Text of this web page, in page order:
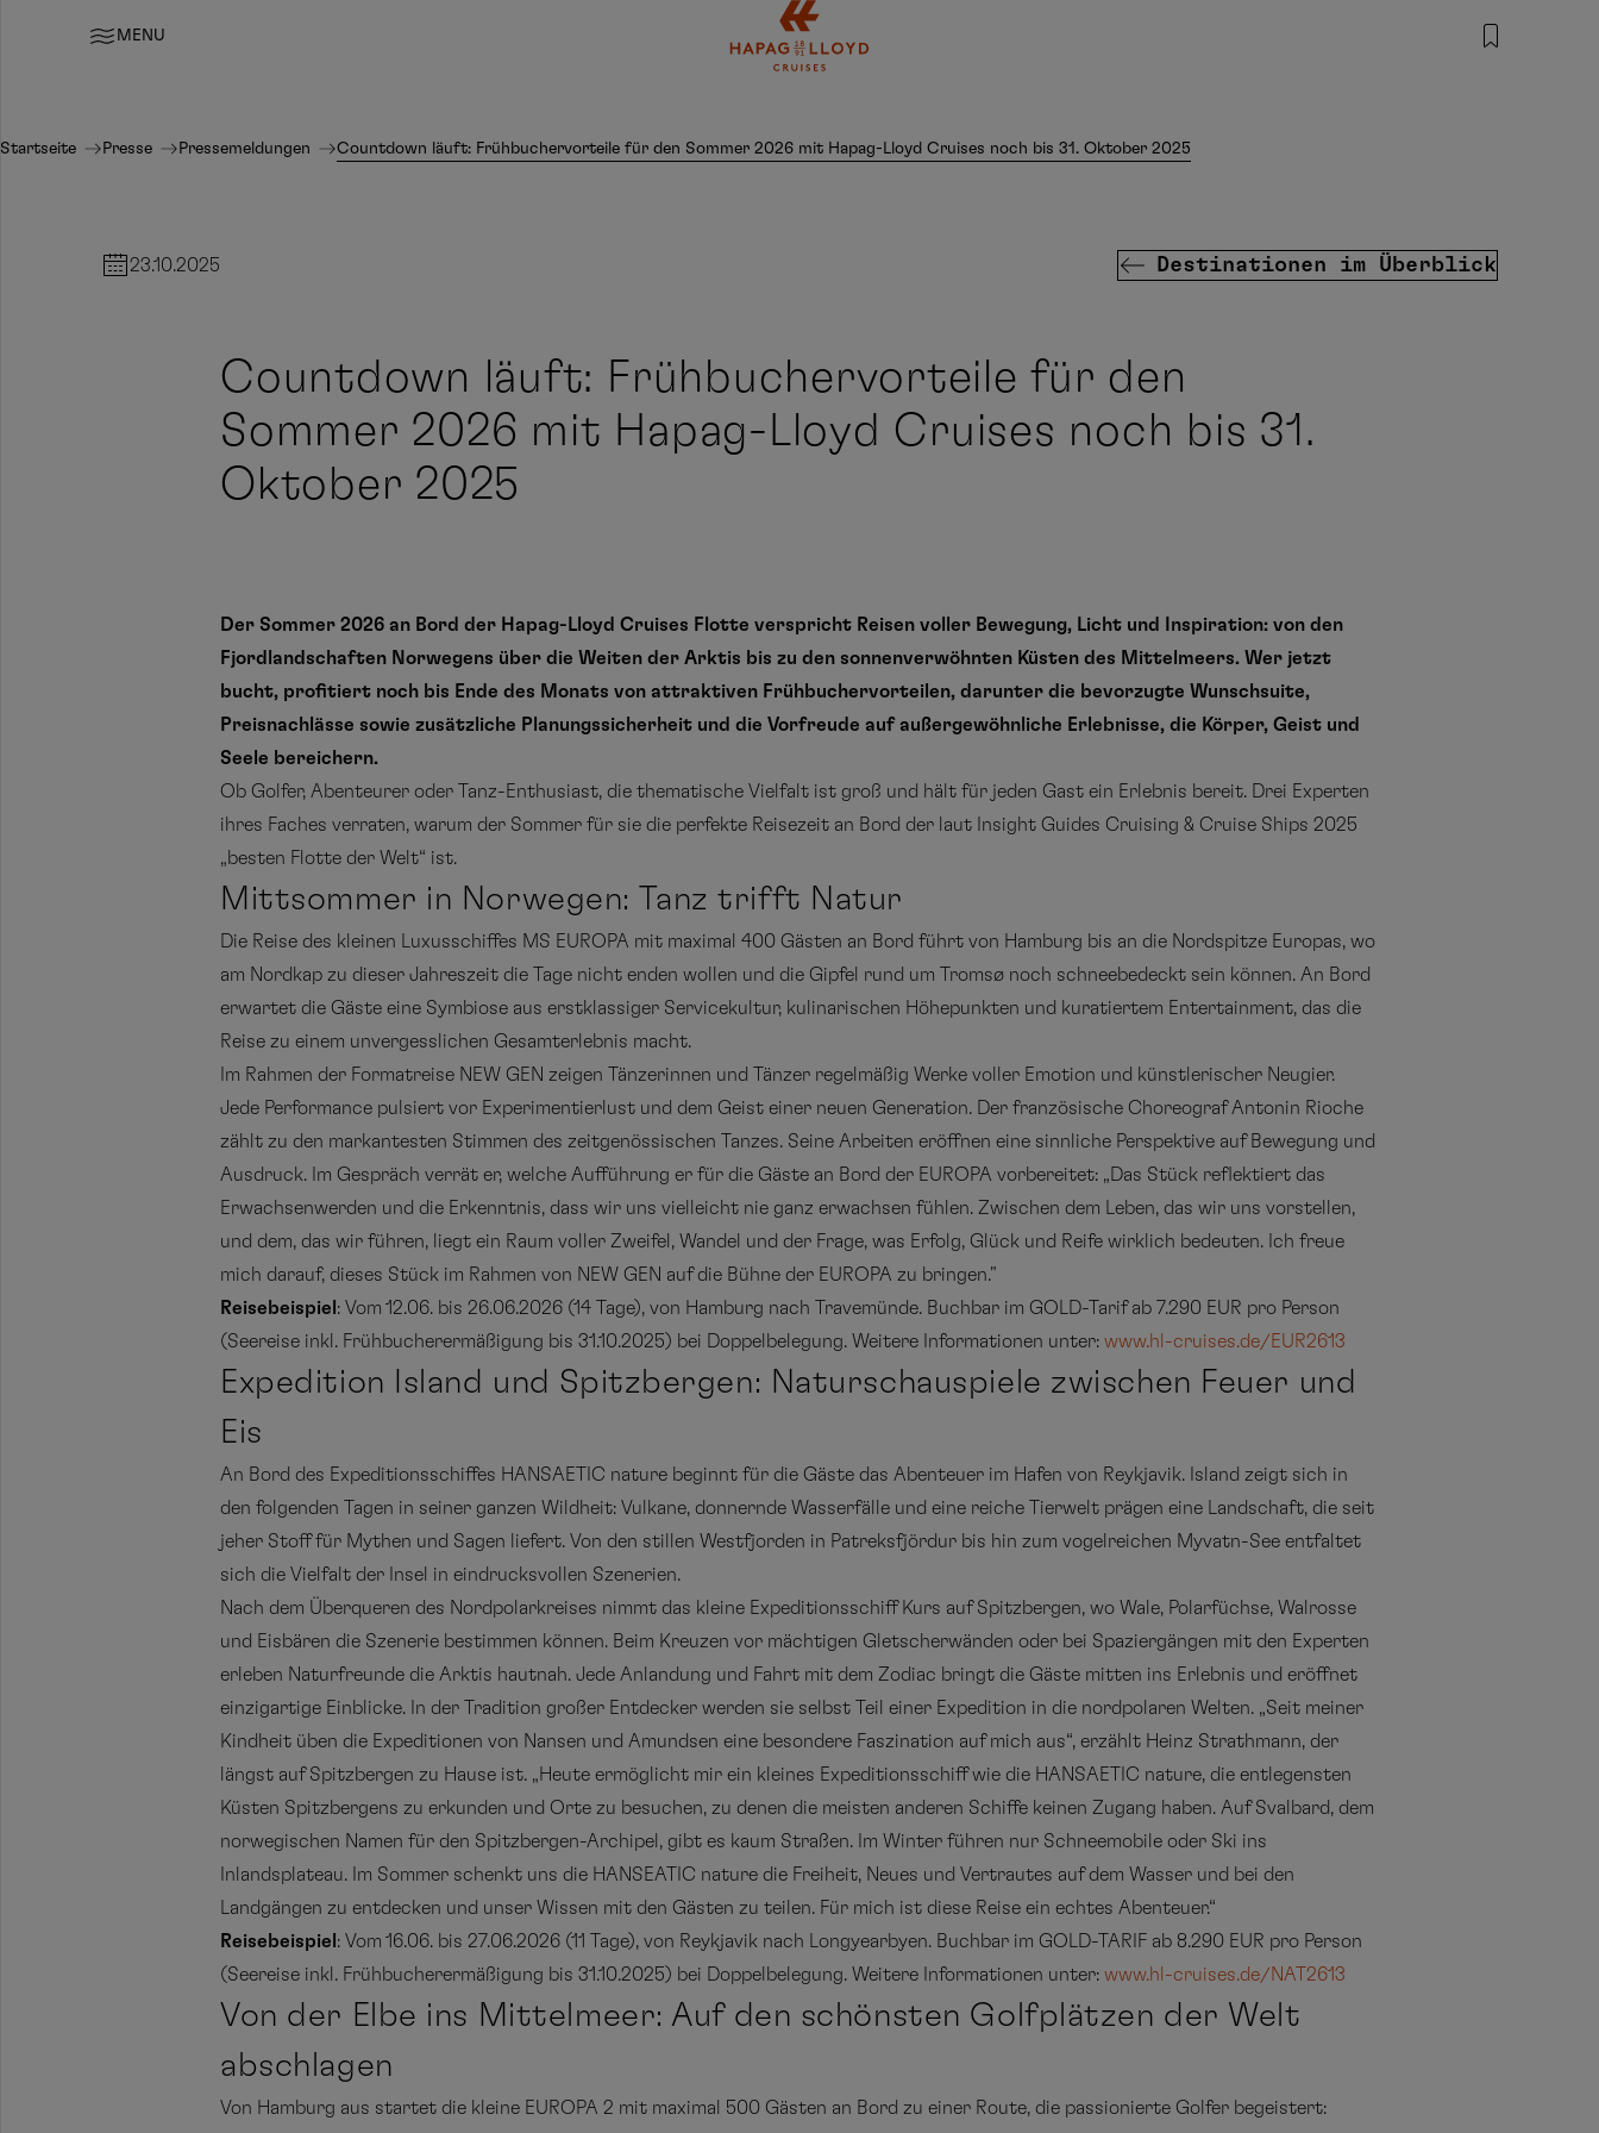
Springe zum Hauptinhalt
MENU
Startseite Presse Pressemeldungen Countdown läuft: Frühbuchervorteile für den Sommer 2026 mit Hapag-Lloyd Cruises noch bis 31. Oktober 2025
23.10.2025 Destinationen im Überblick
Countdown läuft: Frühbuchervorteile für den
Sommer 2026 mit Hapag-Lloyd Cruises noch bis 31.
Oktober 2025
Der Sommer 2026 an Bord der Hapag-Lloyd Cruises Flotte verspricht Reisen voller Bewegung, Licht und Inspiration: von den
Fjordlandschaften Norwegens über die Weiten der Arktis bis zu den sonnenverwöhnten Küsten des Mittelmeers. Wer jetzt
bucht, profitiert noch bis Ende des Monats von attraktiven Frühbuchervorteilen, darunter die bevorzugte Wunschsuite,
Preisnachlässe sowie zusätzliche Planungssicherheit und die Vorfreude auf außergewöhnliche Erlebnisse, die Körper, Geist und
Seele bereichern.
Ob Golfer, Abenteurer oder Tanz-Enthusiast, die thematische Vielfalt ist groß und hält für jeden Gast ein Erlebnis bereit. Drei Experten
ihres Faches verraten, warum der Sommer für sie die perfekte Reisezeit an Bord der laut Insight Guides Cruising & Cruise Ships 2025
„besten Flotte der Welt“ ist.
Mittsommer in Norwegen: Tanz trifft Natur
Die Reise des kleinen Luxusschiffes MS EUROPA mit maximal 400 Gästen an Bord führt von Hamburg bis an die Nordspitze Europas, wo
am Nordkap zu dieser Jahreszeit die Tage nicht enden wollen und die Gipfel rund um Tromsø noch schneebedeckt sein können. An Bord
erwartet die Gäste eine Symbiose aus erstklassiger Servicekultur, kulinarischen Höhepunkten und kuratiertem Entertainment, das die
Reise zu einem unvergesslichen Gesamterlebnis macht.
Im Rahmen der Formatreise NEW GEN zeigen Tänzerinnen und Tänzer regelmäßig Werke voller Emotion und künstlerischer Neugier.
Jede Performance pulsiert vor Experimentierlust und dem Geist einer neuen Generation. Der französische Choreograf Antonin Rioche
zählt zu den markantesten Stimmen des zeitgenössischen Tanzes. Seine Arbeiten eröffnen eine sinnliche Perspektive auf Bewegung und
Ausdruck. Im Gespräch verrät er, welche Aufführung er für die Gäste an Bord der EUROPA vorbereitet: „Das Stück reflektiert das
Erwachsenwerden und die Erkenntnis, dass wir uns vielleicht nie ganz erwachsen fühlen. Zwischen dem Leben, das wir uns vorstellen,
und dem, das wir führen, liegt ein Raum voller Zweifel, Wandel und der Frage, was Erfolg, Glück und Reife wirklich bedeuten. Ich freue
mich darauf, dieses Stück im Rahmen von NEW GEN auf die Bühne der EUROPA zu bringen."
Reisebeispiel : Vom 12.06. bis 26.06.2026 (14 Tage), von Hamburg nach Travemünde. Buchbar im GOLD-Tarif ab 7.290 EUR pro Person
(Seereise inkl. Frühbucherermäßigung bis 31.10.2025) bei Doppelbelegung. Weitere Informationen unter:www.hl-cruises.de/EUR2613
Expedition Island und Spitzbergen: Naturschauspiele zwischen Feuer und
Eis
An Bord des Expeditionsschiffes HANSAETIC nature beginnt für die Gäste das Abenteuer im Hafen von Reykjavik. Island zeigt sich in
den folgenden Tagen in seiner ganzen Wildheit: Vulkane, donnernde Wasserfälle und eine reiche Tierwelt prägen eine Landschaft, die seit
jeher Stoff für Mythen und Sagen liefert. Von den stillen Westfjorden in Patreksfjördur bis hin zum vogelreichen Myvatn-See entfaltet
sich die Vielfalt der Insel in eindrucksvollen Szenerien.
Nach dem Überqueren des Nordpolarkreises nimmt das kleine Expeditionsschiff Kurs auf Spitzbergen, wo Wale, Polarfüchse, Walrosse
und Eisbären die Szenerie bestimmen können. Beim Kreuzen vor mächtigen Gletscherwänden oder bei Spaziergängen mit den Experten
erleben Naturfreunde die Arktis hautnah. Jede Anlandung und Fahrt mit dem Zodiac bringt die Gäste mitten ins Erlebnis und eröffnet
einzigartige Einblicke. In der Tradition großer Entdecker werden sie selbst Teil einer Expedition in die nordpolaren Welten. „Seit meiner
Kindheit üben die Expeditionen von Nansen und Amundsen eine besondere Faszination auf mich aus“, erzählt Heinz Strathmann, der
längst auf Spitzbergen zu Hause ist. „Heute ermöglicht mir ein kleines Expeditionsschiff wie die HANSAETIC nature, die entlegensten
Küsten Spitzbergens zu erkunden und Orte zu besuchen, zu denen die meisten anderen Schiffe keinen Zugang haben. Auf Svalbard, dem
norwegischen Namen für den Spitzbergen-Archipel, gibt es kaum Straßen. Im Winter führen nur Schneemobile oder Ski ins
Inlandsplateau. Im Sommer schenkt uns die HANSEATIC nature die Freiheit, Neues und Vertrautes auf dem Wasser und bei den
Landgängen zu entdecken und unser Wissen mit den Gästen zu teilen. Für mich ist diese Reise ein echtes Abenteuer.“
Reisebeispiel : Vom 16.06. bis 27.06.2026 (11 Tage), von Reykjavik nach Longyearbyen. Buchbar im GOLD-TARIF ab 8.290 EUR pro Person
(Seereise inkl. Frühbucherermäßigung bis 31.10.2025) bei Doppelbelegung. Weitere Informationen unter:www.hl-cruises.de/NAT2613
Von der Elbe ins Mittelmeer: Auf den schönsten Golfplätzen der Welt
abschlagen
Von Hamburg aus startet die kleine EUROPA 2 mit maximal 500 Gästen an Bord zu einer Route, die passionierte Golfer begeistert: